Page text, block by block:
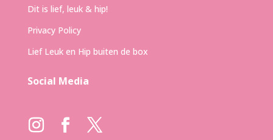
Dit is lief, leuk & hip!
Privacy Policy
Lief Leuk en Hip buiten de box
Social Media